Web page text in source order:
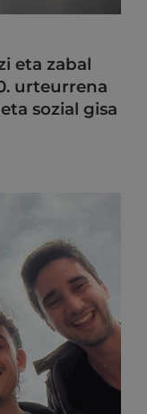
eta zabal
urteurrena
sozial gisa